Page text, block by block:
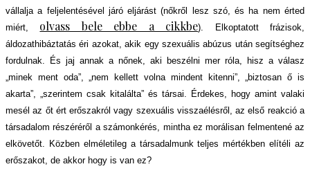
vállalja a feljelentésével járó eljárást (nőkről lesz szó, és ha nem érted
miért, olvass bele ebbe a cikkbe). Elkoptatott frázisok,
áldozathibáztatás éri azokat, akik egy szexuális abúzus után segítséghez
fordulnak. És jaj annak a nőnek, aki beszélni mer róla, hisz a válasz
„minek ment oda”, „nem kellett volna mindent kitenni”, „biztosan ő is
akarta”, „szerintem csak kitalálta” és társai. Érdekes, hogy amint valaki
mesél az őt ért erőszakról vagy szexuális visszaélésről, az első reakció a
társadalom részéréről a számonkérés, mintha ez morálisan felmentené az
elkövetőt. Közben elméletileg a társadalmunk teljes mértékben elítéli az
erőszakot, de akkor hogy is van ez?